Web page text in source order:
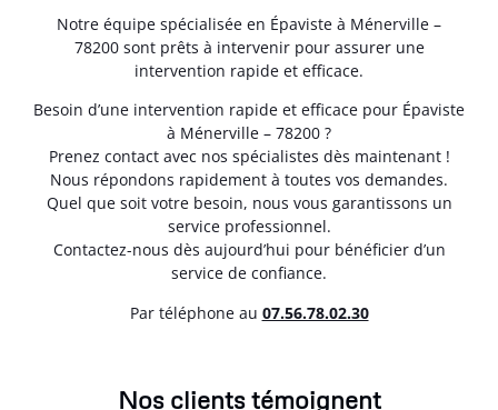
Notre équipe spécialisée en Épaviste à Ménerville –
78200 sont prêts à intervenir pour assurer une
intervention rapide et efficace.
Besoin d’une intervention rapide et efficace pour Épaviste
à Ménerville – 78200 ?
Prenez contact avec nos spécialistes dès maintenant !
Nous répondons rapidement à toutes vos demandes.
Quel que soit votre besoin, nous vous garantissons un
service professionnel.
Contactez-nous dès aujourd’hui pour bénéficier d’un
service de confiance.
Par téléphone au 07.56.78.02.30
Nos clients témoignent